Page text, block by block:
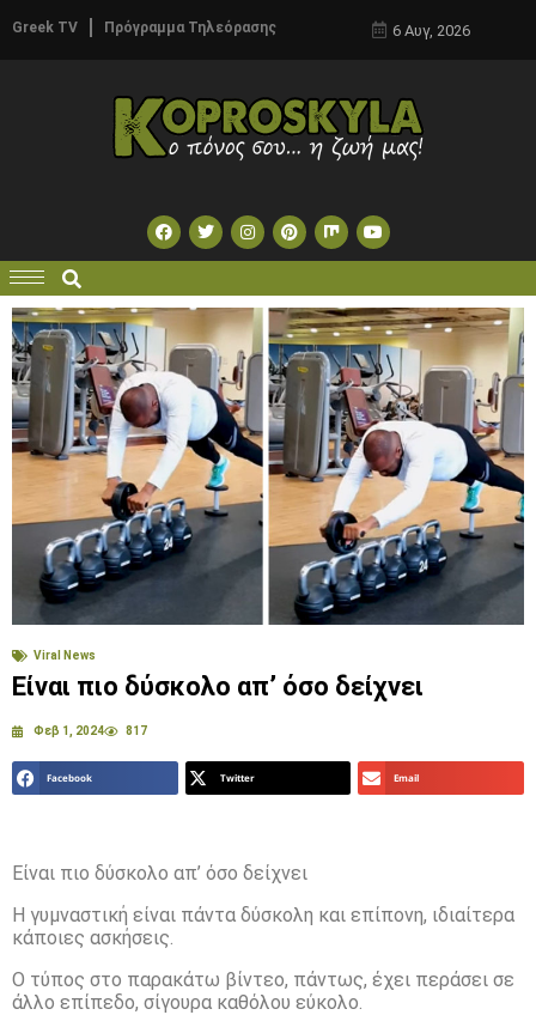
Greek TV Πρόγραμμα Τηλεόρασης 6 Αυγ, 2026
Viral News
Είναι πιο δύσκολο απ’ όσο δείχνει
Φεβ 1, 2024 817
Facebook Twitter Email
Είναι πιο δύσκολο απ’ όσο δείχνει
Η γυμναστική είναι πάντα δύσκολη και επίπονη, ιδιαίτερα
κάποιες ασκήσεις.
Ο τύπος στο παρακάτω βίντεο, πάντως, έχει περάσει σε
άλλο επίπεδο, σίγουρα καθόλου εύκολο.